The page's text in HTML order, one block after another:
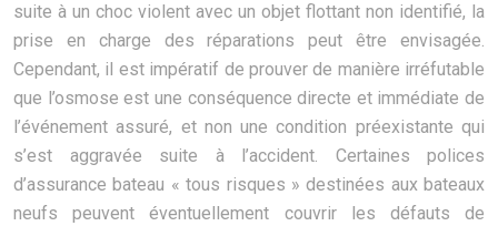
suite à un choc violent avec un objet flottant non identifié, la
prise en charge des réparations peut être envisagée.
Cependant, il est impératif de prouver de manière irréfutable
que l’osmose est une conséquence directe et immédiate de
l’événement assuré, et non une condition préexistante qui
s’est aggravée suite à l’accident. Certaines polices
d’assurance bateau « tous risques » destinées aux bateaux
neufs peuvent éventuellement couvrir les défauts de